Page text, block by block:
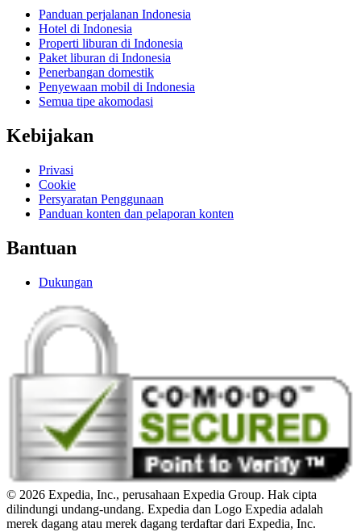
Panduan perjalanan Indonesia
Hotel di Indonesia
Properti liburan di Indonesia
Paket liburan di Indonesia
Penerbangan domestik
Penyewaan mobil di Indonesia
Semua tipe akomodasi
Kebijakan
Privasi
Cookie
Persyaratan Penggunaan
Panduan konten dan pelaporan konten
Bantuan
Dukungan
© 2026 Expedia, Inc., perusahaan Expedia Group. Hak cipta
dilindungi undang-undang. Expedia dan Logo Expedia adalah
merek dagang atau merek dagang terdaftar dari Expedia, Inc.